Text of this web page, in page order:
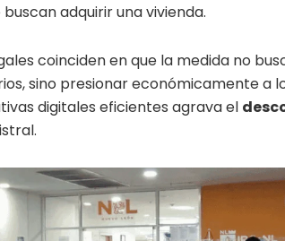
adquirir una vivienda.
coinciden en que la medida no
sino presionar económicamente a
digitales eficientes agrava el